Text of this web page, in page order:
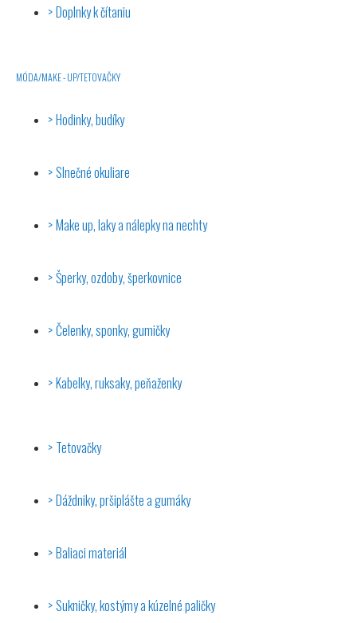
Doplnky k čítaniu
MÓDA/MAKE - UP/TETOVAČKY
Hodinky, budíky
Slnečné okuliare
Make up, laky a nálepky na nechty
Šperky, ozdoby, šperkovnice
Čelenky, sponky, gumičky
Kabelky, ruksaky, peňaženky
Tetovačky
Dáždniky, pršiplášte a gumáky
Baliaci materiál
Sukničky, kostýmy a kúzelné paličky